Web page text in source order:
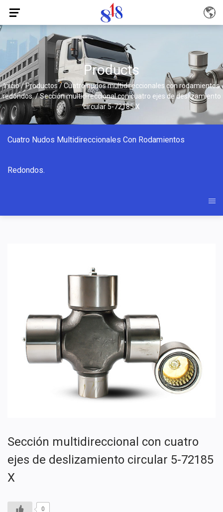
Products
Inicio/Productos/Cuatro nudos multidireccionales con rodamientos
redondos./Sección multidireccional con cuatro ejes de deslizamiento
circular 5-72185 X
Cuatro Nudos Multidireccionales Con Rodamientos
Redondos.
Sección multidireccional con cuatro
ejes de deslizamiento circular 5-72185
X
0